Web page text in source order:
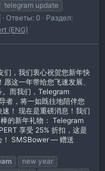
telegram update
Ответы: 0
Раздел:
(ENG)
们，我们衷心祝贺您新年快
这一年带给您飞速发展、
。而我们，Telegram
者，将一如既往地陪伴您
！ 现在是重磅消息！我们
的新年礼物： Telegram
享受 25% 折扣，这是
！ SMSBower — 赠送
new year